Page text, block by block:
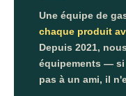
Une équipe de
chaque produit
Depuis 2021,
équipements — si
pas à un ami, il